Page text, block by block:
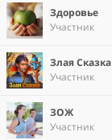
Здоровье
Участник
Злая Сказка
Участник
ЗОЖ
Участник